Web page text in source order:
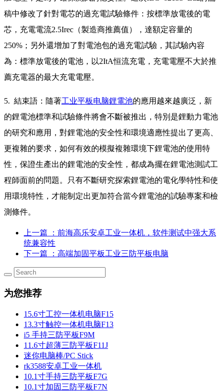
稿中修改了針對電芯的過充電試驗條件：按標準放電後的電
芯，充電電流2.5Irec（製造商推薦值），達額定容量的
250%；另外還增加了對電池包的過充電試驗，其試驗內容
為：標準放電後的電池，以2ItA恒流充電，充電電壓不大於推
薦充電器的最大充電電壓。
5. 結束語：隨著工业平板电脑鋰電池的應用越來越廣泛，新
的鋰電池標準和試驗條件將會不斷被推出，特別是鋰動力電池
的研究和應用，對鋰電池的安全性和環境適應性提出了更高、
更複雜的要求，如何有效的模擬複雜環境下鋰電池的使用特
性，保證生產出的鋰電池的安全性，都成為擺在鋰電池測試工
程師面前的問題。只有不斷研究探索鋰電池的電化學特性和使
用環境特性，才能制定出更加符合當今鋰電池的試驗專案和檢
測條件。
上一篇
：前海高乐安卓工业一体机，软件测试中强大系
统兼容性
下一篇
：高端加固平板工业三防平板电脑
为您推荐
15.6寸工控一体机电脑F15
13.3寸触控一体机电脑F13
i5 手持三防平板F9M
11.6寸超薄三防平板F11J
迷你电脑棒/PC Stick
rk3588安卓工业一体机
10.1寸手持三防平板F7G
10.1寸加固三防平板F7N